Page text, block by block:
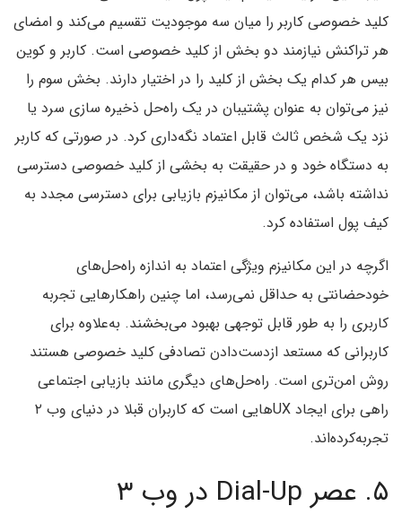
کلید خصوصی کاربر را میان سه موجودیت تقسیم می‌کند و امضای
هر تراکنش نیازمند دو بخش از کلید خصوصی است. کاربر و کوین
بیس هر کدام یک بخش از کلید را در اختیار دارند. بخش سوم را
نیز می‌توان به عنوان پشتیبان در یک راه‌حل ذخیره سازی سرد یا
نزد یک شخص ثالث قابل اعتماد نگه‌داری کرد. در صورتی که کاربر
به دستگاه خود و در حقیقت به بخشی از کلید خصوصی دسترسی
نداشته باشد، می‌توان از مکانیزم بازیابی برای دسترسی مجدد به
کیف پول استفاده کرد.
اگرچه در این مکانیزم ویژگی اعتماد به اندازه راه‌حل‌های
خودحضانتی به حداقل نمی‌رسد، اما چنین راهکارهایی تجربه
کاربری را به طور قابل توجهی بهبود می‌بخشند. به‌علاوه برای
کاربرانی که مستعد از‌دست‌دادن تصادفی کلید خصوصی هستند
روش امن‌تری است. راه‌حل‌های دیگری مانند بازیابی اجتماعی
راهی برای ایجاد UXهایی است که کاربران قبلا در دنیای وب ۲
تجربه‌کرده‌اند.
۵. عصر Dial-Up در وب ۳